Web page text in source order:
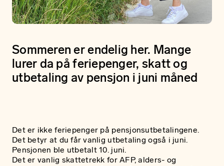
Sommeren er endelig her. Mange
lurer da på feriepenger, skatt og
utbetaling av pensjon i juni måned
Det er ikke feriepenger på pensjonsutbetalingene.
Det betyr at du får vanlig utbetaling også i juni.
Pensjonen ble utbetalt 10. juni.
Det er vanlig skattetrekk for AFP, alders- og